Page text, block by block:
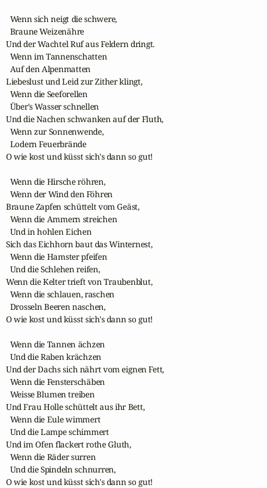
  Wenn sich neigt die schwere,
  Braune Weizenähre
Und der Wachtel Ruf aus Feldern dringt.
  Wenn im Tannenschatten
  Auf den Alpenmatten
Liebeslust und Leid zur Zither klingt,
  Wenn die Seeforellen
  Über's Wasser schnellen
Und die Nachen schwanken auf der Fluth,
  Wenn zur Sonnenwende,
  Lodern Feuerbrände
O wie kost und küsst sich's dann so gut!
  Wenn die Hirsche röhren,
  Wenn der Wind den Föhren
Braune Zapfen schüttelt vom Geäst,
  Wenn die Ammern streichen
  Und in hohlen Eichen
Sich das Eichhorn baut das Winternest,
  Wenn die Hamster pfeifen
  Und die Schlehen reifen,
Wenn die Kelter trieft von Traubenblut,
  Wenn die schlauen, raschen
  Drosseln Beeren naschen,
O wie kost und küsst sich's dann so gut!
  Wenn die Tannen ächzen
  Und die Raben krächzen
Und der Dachs sich nährt vom eignen Fett,
  Wenn die Fensterschäben
  Weisse Blumen treiben
Und Frau Holle schüttelt aus ihr Bett,
  Wenn die Eule wimmert
  Und die Lampe schimmert
Und im Ofen flackert rothe Gluth,
  Wenn die Räder surren
  Und die Spindeln schnurren,
O wie kost und küsst sich's dann so gut!